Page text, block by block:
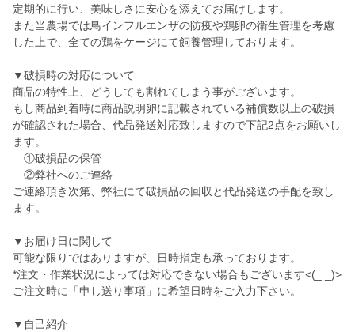
定期的に行い、美味しさに安心を添えてお届けします。
また当農場では鳥インフルエンザの防疫や鶏卵の衛生管理を考慮
した上で、全ての鶏をケージにて飼養管理しております。
▼破損時の対応について
商品の特性上、どうしても割れてしまう事がございます。
もし商品到着時に商品説明卵に記載されている補償数以上の破損
が確認された場合、代品発送対応致しますので下記2点をお願いし
ます。
①破損品の保管
②弊社へのご連絡
ご連絡頂き次第、弊社にて破損品の回収と代品発送の手配を致し
ます。
▼お届け日に関して
可能な限りではありますが、日時指定も承っております。
*注文・作業状況によっては対応できない場合もございます<(_ _)>
ご注文時に「申し送り事項」に希望日時をご入力下さい。
▼自己紹介